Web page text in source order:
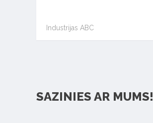
Industrijas ABC
SAZINIES AR MUMS!